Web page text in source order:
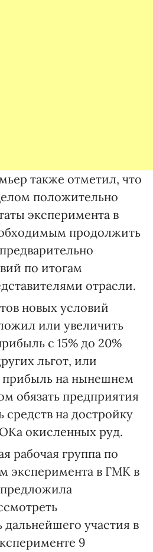
также отметил, что
положительно
эксперимента в
продолжить
по итогам
отрасли.
новых условий
или увеличить
с 15% до 20%
льгот, или
прибыль на нынешнем
обязать предприятия
средств на достройку
окисленных руд.
рабочая группа по
эксперимента в ГМК в
дальнейшего участия в
9